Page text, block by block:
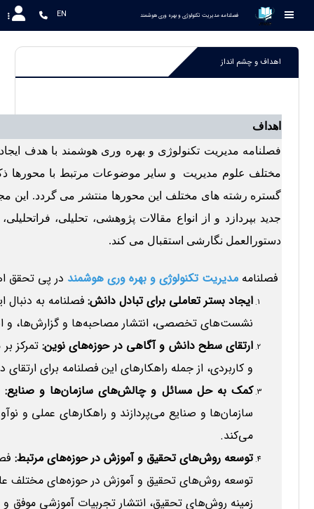
EN
اهداف و چشم انداز
اهداف
فصلنامه مدیریت تکنولوژی و بهره وری هوشمند با هدف
مختلف علوم مدیریت و سایر موضوعات مرتبط با محورها
گستره رشته های مختلف این محورها منتشر می گردد. این
جدید بپردازد و از انواع مقالات پژوهشی، تحلیلی،
دستورالعمل نگارشی استقبال می کند.
فصلنامه مدیریت تکنولوژی و بهره وری هوشمند در پی
ایجاد بستر تعاملی برای تبادل دانش:فصلنامه به دنبال
نشست‌های تخصصی، انتشار مصاحبه‌ها و گزارش‌ها، و
ارتقای سطح دانش و آگاهی در حوزه‌های نوین:تمرکز
و کاربردی، از جمله راهکارهای این فصلنامه برای
کمک به حل مسائل و چالش‌های سازمان‌ها و صنایع:
سازمان‌ها و صنایع می‌پردازند و راهکارهای عملی و
می‌کند.
توسعه روش‌های تحقیق و آموزش در حوزه‌های مرتبط:
توسعه روش‌های تحقیق و آموزش در حوزه‌های مختلف
زمینه روش‌های تحقیق، انتشار تجربیات آموزشی موفق